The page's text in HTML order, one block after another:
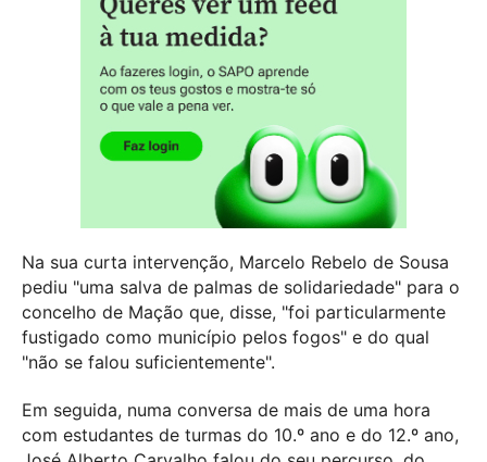
Na sua curta intervenção, Marcelo Rebelo de Sousa
pediu "uma salva de palmas de solidariedade" para o
concelho de Mação que, disse, "foi particularmente
fustigado como município pelos fogos" e do qual
"não se falou suficientemente".
Em seguida, numa conversa de mais de uma hora
com estudantes de turmas do 10.º ano e do 12.º ano,